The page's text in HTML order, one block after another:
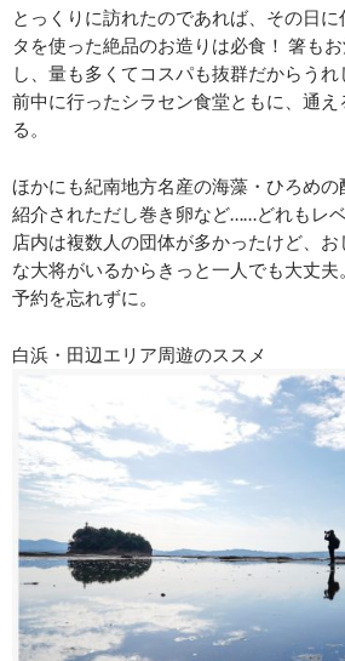
とっくりに訪れたのであれば、その日
タを使った絶品のお造りは必食！ 箸も
し、量も多くてコスパも抜群だからう
前中に行ったシラセン食堂ともに、通
る。
ほかにも紀南地方名産の海藻・ひろめ
紹介されただし巻き卵など……どれもレ
店内は複数人の団体が多かったけど、お
な大将がいるからきっと一人でも大丈
予約を忘れずに。
白浜・田辺エリア周遊のススメ